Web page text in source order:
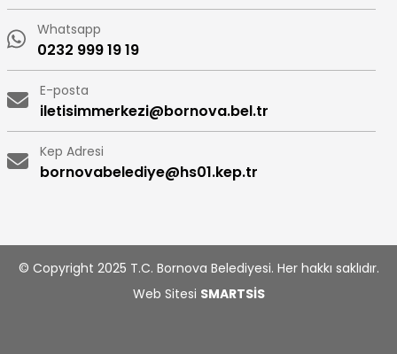
Whatsapp
0232 999 19 19
E-posta
iletisimmerkezi@bornova.bel.tr
Kep Adresi
bornovabelediye@hs01.kep.tr
© Copyright 2025 T.C. Bornova Belediyesi. Her hakkı saklıdır.
Web Sitesi SMARTSİS